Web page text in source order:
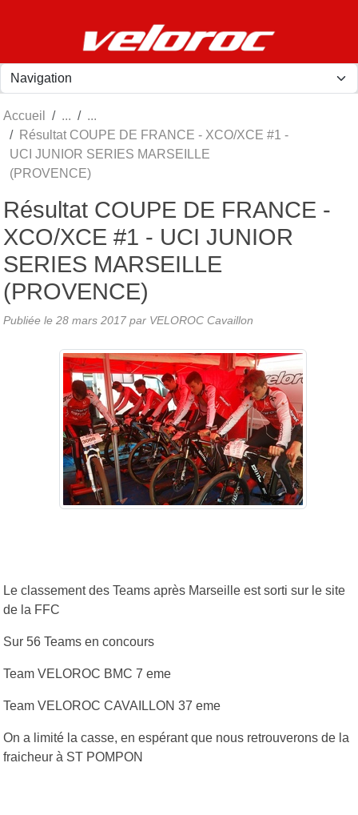
Accueil
Résultat COUPE DE FRANCE - XCO/XCE #1 -
UCI JUNIOR SERIES MARSEILLE
(PROVENCE)
Résultat COUPE DE FRANCE -
XCO/XCE #1 - UCI JUNIOR
SERIES MARSEILLE
(PROVENCE)
Publiée le 28 mars 2017 par VELOROC Cavaillon
Le classement des Teams après Marseille est sorti sur le site
de la FFC
Sur 56 Teams en concours
Team VELOROC BMC 7 eme
Team VELOROC CAVAILLON 37 eme
On a limité la casse, en espérant que nous retrouverons de la
fraicheur à ST POMPON